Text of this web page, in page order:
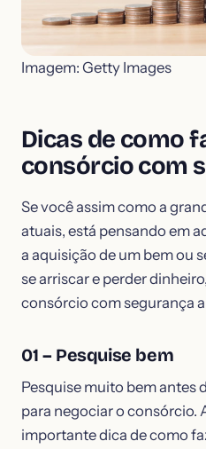
Imagem: Getty Images
Dicas de como
consórcio com
Se você assim como a
atuais, está pensando em
a aquisição de um bem ou
se arriscar e perder
consórcio com segurança
01 – Pesquise bem
Pesquise muito bem antes
para negociar o consórcio.
importante dica de como